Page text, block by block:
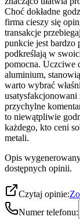
Choć dokładne
firma cieszy się
transakcje
punkcie jest
podkreślają w
pomocna. Uczciwe
aluminium,
warto wybrać
usatysfakcjonowani
przychylne
to niewątpliwie
każdego, kto ceni
metali.
Opis
dostępnych opinii.
Czytaj opinie:
Numer telefonu: